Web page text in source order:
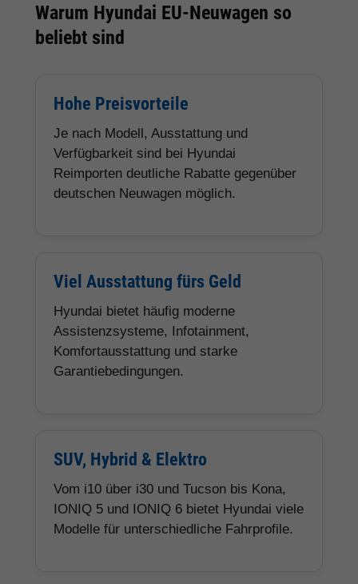
Warum Hyundai EU-Neuwagen so
beliebt sind
Hohe Preisvorteile
Je nach Modell, Ausstattung und
Verfügbarkeit sind bei Hyundai
Reimporten deutliche Rabatte gegenüber
deutschen Neuwagen möglich.
Viel Ausstattung fürs Geld
Hyundai bietet häufig moderne
Assistenzsysteme, Infotainment,
Komfortausstattung und starke
Garantiebedingungen.
SUV, Hybrid & Elektro
Vom i10 über i30 und Tucson bis Kona,
IONIQ 5 und IONIQ 6 bietet Hyundai viele
Modelle für unterschiedliche Fahrprofile.